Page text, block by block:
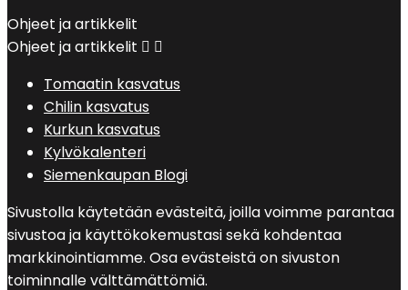
Ohjeet ja artikkelit
Ohjeet ja artikkelit  
Tomaatin kasvatus
Chilin kasvatus
Kurkun kasvatus
Kylvökalenteri
Siemenkaupan Blogi
Sivustolla käytetään evästeitä, joilla voimme parantaa
sivustoa ja käyttökokemustasi sekä kohdentaa
markkinointiamme. Osa evästeistä on sivuston
toiminnalle välttämättömiä.